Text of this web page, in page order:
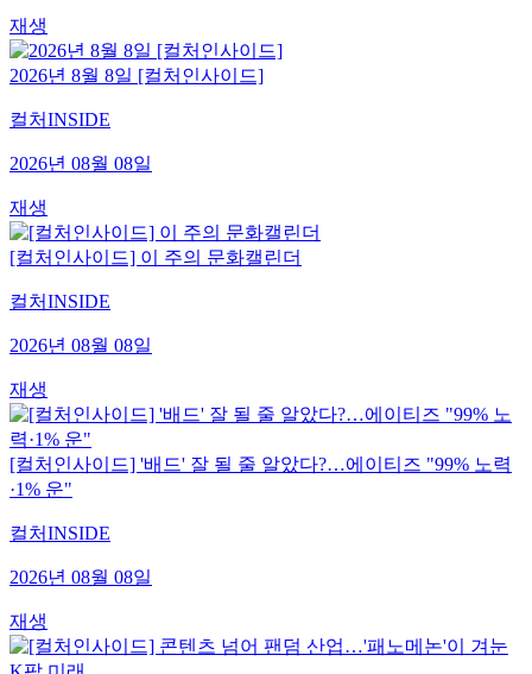
재생
2026년 8월 8일 [컬처인사이드]
컬처INSIDE
2026년 08월 08일
재생
[컬처인사이드] 이 주의 문화캘린더
컬처INSIDE
2026년 08월 08일
재생
[컬처인사이드] '배드' 잘 될 줄 알았다?…에이티즈 "99% 노력
·1% 운"
컬처INSIDE
2026년 08월 08일
재생